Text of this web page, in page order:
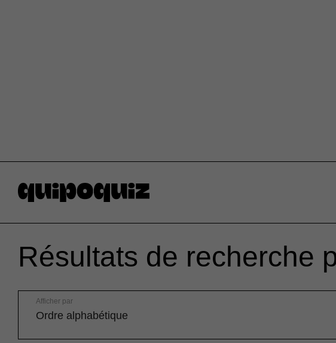
Résultats de recherche
Ordre alphabétique
Afficher par